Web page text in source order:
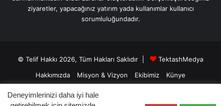
ziyaretler, yapacağınız yatırım yada kullanımlar kullanıcı
sorumluluğundadır.
© Telif Hakkı 2026, Tüm Hakları Saklıdır |
TektashMedya
Hakkımızda
Misyon & Vizyon Ekibimiz
Künye
Üyelik Sözleşmesi
Gizlilik Sözleşmesi
Deneyimlerinizi daha iyi hale